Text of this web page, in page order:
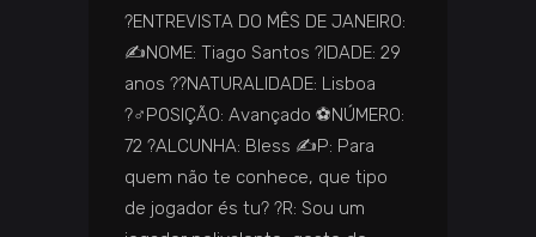
?️ENTREVISTA DO MÊS DE JANEIRO:
✍️NOME: Tiago Santos ?IDADE: 29
anos ??NATURALIDADE: Lisboa
?‍♂️POSIÇÃO: Avançado ⚽NÚMERO:
72 ?️ALCUNHA: Bless ✍️P: Para
quem não te conhece, que tipo
de jogador és tu? ?️R: Sou um